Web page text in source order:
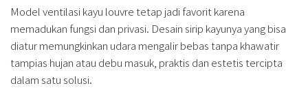
Model ventilasi kayu louvre tetap jadi favorit karena
memadukan fungsi dan privasi. Desain sirip kayunya yang bisa
diatur memungkinkan udara mengalir bebas tanpa khawatir
tampias hujan atau debu masuk, praktis dan estetis tercipta
dalam satu solusi.